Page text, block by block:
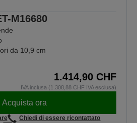
M16680
da 10,9 cm
1.414,90 CHF
IVA inclusa (1.308,88 CHF IVA esclusa)
Acquista ora
Chiedi di essere ricontattato